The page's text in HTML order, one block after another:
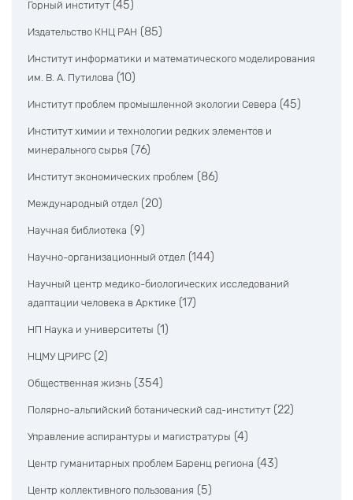
Горный институт (45)
Издательство КНЦ РАН (85)
Институт информатики и математического моделирования
им. В. А. Путилова (10)
Институт проблем промышленной экологии Севера (45)
Институт химии и технологии редких элементов и
минерального сырья (76)
Институт экономических проблем (86)
Международный отдел (20)
Научная библиотека (9)
Научно-организационный отдел (144)
Научный центр медико-биологических исследований
адаптации человека в Арктике (17)
НП Наука и университеты (1)
НЦМУ ЦРИРС (2)
Общественная жизнь (354)
Полярно-альпийский ботанический сад-институт (22)
Управление аспирантуры и магистратуры (4)
Центр гуманитарных проблем Баренц региона (43)
Центр коллективного пользования (5)